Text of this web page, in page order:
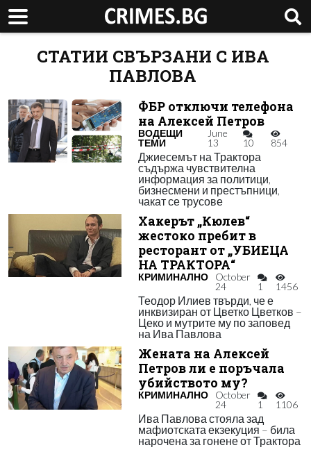
СТАТИИ СВЪРЗАНИ С ИВА
ПАВЛОВА
ФБР отключи телефона
на Алексей Петров
ВОДЕЩИ
ТЕМИ
June
13
10 854
Джиесемът на Трактора
съдържа чувствителна
информация за политици,
бизнесмени и престъпници,
чакат се трусове
Хакерът „Кюлев“
жестоко пребит в
ресторант от „УБИЕЦА
НА ТРАКТОРА“
КРИМИНАЛНО
October
24
1 1456
Теодор Илиев твърди, че е
инквизиран от Цветко Цветков –
Цеко и мутрите му по заповед
на Ива Павлова
Жената на Алексей
Петров ли е поръчала
убийството му?
КРИМИНАЛНО
October
24
1 1106
Ива Павлова стояла зад
мафиотската екзекуция – била
нарочена за гонене от Трактора